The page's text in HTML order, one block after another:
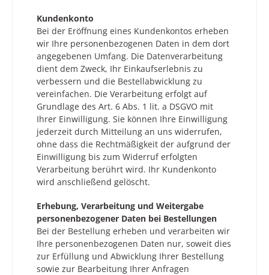
Kundenkonto
Bei der Eröffnung eines Kundenkontos erheben
wir Ihre personenbezogenen Daten in dem dort
angegebenen Umfang. Die Datenverarbeitung
dient dem Zweck, Ihr Einkaufserlebnis zu
verbessern und die Bestellabwicklung zu
vereinfachen. Die Verarbeitung erfolgt auf
Grundlage des Art. 6 Abs. 1 lit. a DSGVO mit
Ihrer Einwilligung. Sie können Ihre Einwilligung
jederzeit durch Mitteilung an uns widerrufen,
ohne dass die Rechtmäßigkeit der aufgrund der
Einwilligung bis zum Widerruf erfolgten
Verarbeitung berührt wird. Ihr Kundenkonto
wird anschließend gelöscht.
Erhebung, Verarbeitung und Weitergabe
personenbezogener Daten bei Bestellungen
Bei der Bestellung erheben und verarbeiten wir
Ihre personenbezogenen Daten nur, soweit dies
zur Erfüllung und Abwicklung Ihrer Bestellung
sowie zur Bearbeitung Ihrer Anfragen